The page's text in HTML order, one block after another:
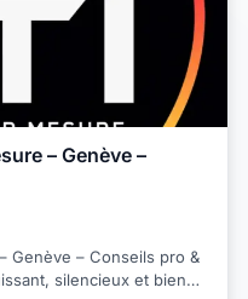
– Genève –
Genève – Conseils pro &